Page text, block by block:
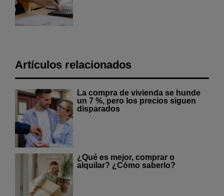
Artículos relacionados
La compra de vivienda se hunde
un 7 %, pero los precios siguen
disparados
¿Qué es mejor, comprar o
alquilar? ¿Cómo saberlo?